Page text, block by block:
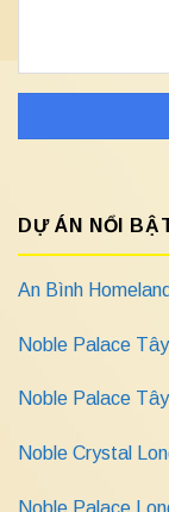
DỰ ÁN NỔI
An Bình Homeland
Noble Palace
Noble Palace
Noble Crystal
Noble Palace